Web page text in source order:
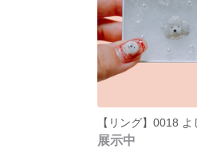
【リング】0018 よ
展示中